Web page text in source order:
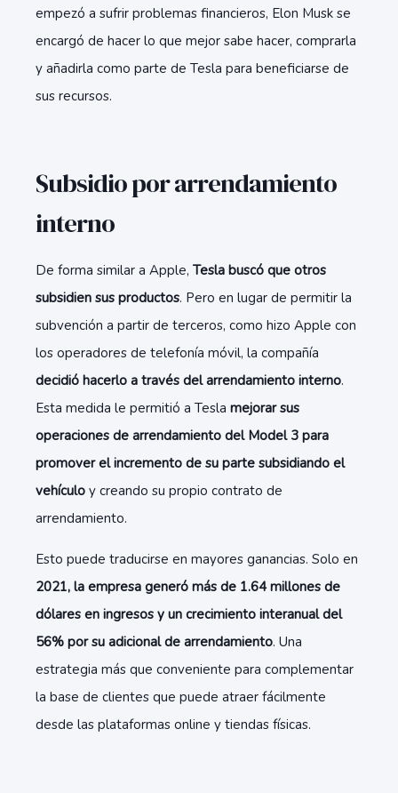
empezó a sufrir problemas financieros, Elon Musk se
encargó de hacer lo que mejor sabe hacer, comprarla
y añadirla como parte de Tesla para beneficiarse de
sus recursos.
Subsidio por arrendamiento
interno
De forma similar a Apple, Tesla buscó que otros
subsidien sus productos. Pero en lugar de permitir la
subvención a partir de terceros, como hizo Apple con
los operadores de telefonía móvil, la compañía
decidió hacerlo a través del arrendamiento interno.
Esta medida le permitió a Tesla mejorar sus
operaciones de arrendamiento del Model 3 para
promover el incremento de su parte subsidiando el
vehículo y creando su propio contrato de
arrendamiento.
Esto puede traducirse en mayores ganancias. Solo en
2021, la empresa generó más de 1.64 millones de
dólares en ingresos y un crecimiento interanual del
56% por su adicional de arrendamiento. Una
estrategia más que conveniente para complementar
la base de clientes que puede atraer fácilmente
desde las plataformas online y tiendas físicas.